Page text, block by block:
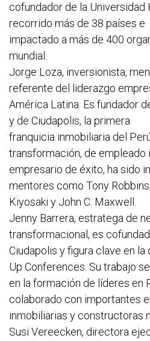
cofundador de la Universidad
recorrido más de 38 países e
impactado a más de 400
mundial.
Jorge Loza, inversionista,
referente del liderazgo
América Latina. Es fundador
y de Ciudapolis, la primera
franquicia inmobiliaria del
transformación, de empleado
empresario de éxito, ha sido
mentores como Tony
Kiyosaki y John C. Maxwell.
Jenny Barrera, estratega de
transformacional, es
Ciudapolis y figura clave en la
Up Conferences. Su trabajo
en la formación de líderes en
colaborado con importantes
inmobiliarias y constructoras
Susi Vereecken, directora